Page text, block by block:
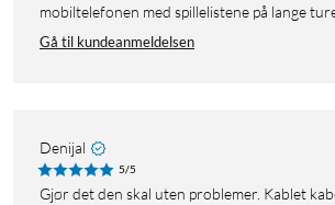
mobiltelefonen med spillelistene på lange
Gå til kundeanmeldelsen
Denijal
5/5
Gjør det den skal uten problemer. Kablet